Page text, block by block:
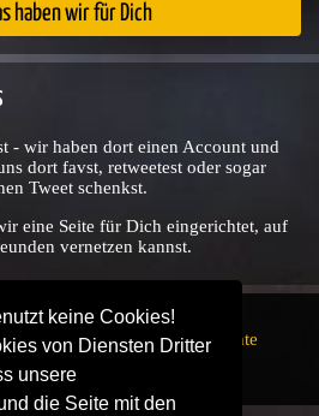
keine Cookies!
von Diensten Dritter
unsere
die Seite mit den
haben wir für Dich
- wir haben dort einen Account und
dort favst, retweetest oder sogar
Tweet schenkst.
eine Seite für Dich eingerichtet, auf
vernetzen kannst.
1999 - 2026,Nutzungsrechte